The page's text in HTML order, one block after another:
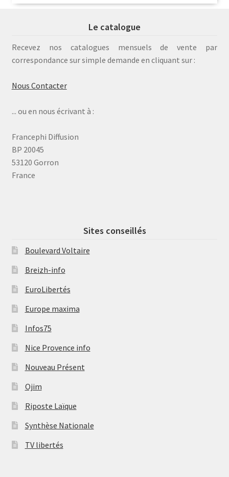
Le catalogue
Recevez nos catalogues mensuels de vente par
correspondance sur simple demande en cliquant sur :
Nous Contacter
... ou en nous écrivant à :
Francephi Diffusion
BP 20045
53120 Gorron
France
Sites conseillés
Boulevard Voltaire
Breizh-info
EuroLibertés
Europe maxima
Infos75
Nice Provence info
Nouveau Présent
Ojim
Riposte Laïque
Synthèse Nationale
TV libertés